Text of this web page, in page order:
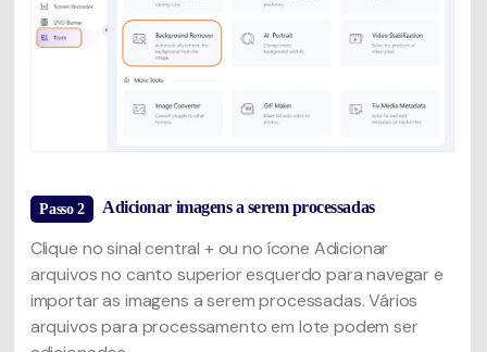
Passo 2 Adicionar imagens a serem processadas
Clique no sinal central + ou no ícone Adicionar
arquivos no canto superior esquerdo para navegar e
importar as imagens a serem processadas. Vários
arquivos para processamento em lote podem ser